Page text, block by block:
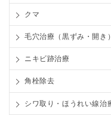
クマ
毛穴治療（黒ずみ・開き）
ニキビ跡治療
角栓除去
シワ取り・ほうれい線治